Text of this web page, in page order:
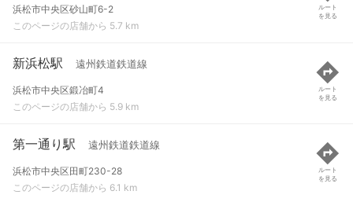
浜松市中央区砂山町6-2
このページの店舗から 5.7 km
ルート
を見る
新浜松駅 遠州鉄道鉄道線
浜松市中央区鍛冶町4
このページの店舗から 5.9 km
ルート
を見る
第一通り駅 遠州鉄道鉄道線
浜松市中央区田町230-28
このページの店舗から 6.1 km
ルート
を見る